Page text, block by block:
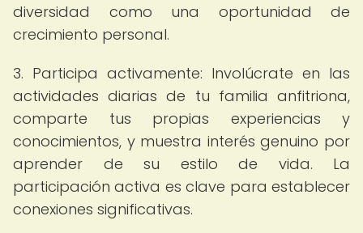
diversidad como una oportunidad de
crecimiento personal.
3. Participa activamente: Involúcrate en las
actividades diarias de tu familia anfitriona,
comparte tus propias experiencias y
conocimientos, y muestra interés genuino por
aprender de su estilo de vida. La
participación activa es clave para establecer
conexiones significativas.